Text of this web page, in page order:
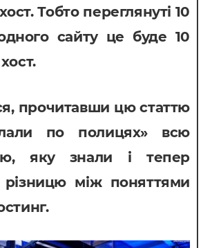
Тобто переглянуті 10
сайту це буде 10
хост.
прочитавши цю статтю
по полицях» всю
яку знали і тепер
різницю між поняттями